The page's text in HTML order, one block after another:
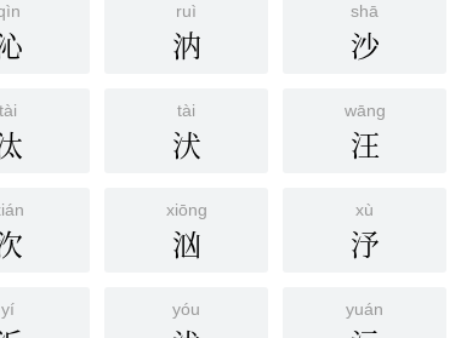
ruì
汭
shā
沙
tài tài
汱
wāng
汪
xiōng
汹
xù
汿
yí yóu yuán